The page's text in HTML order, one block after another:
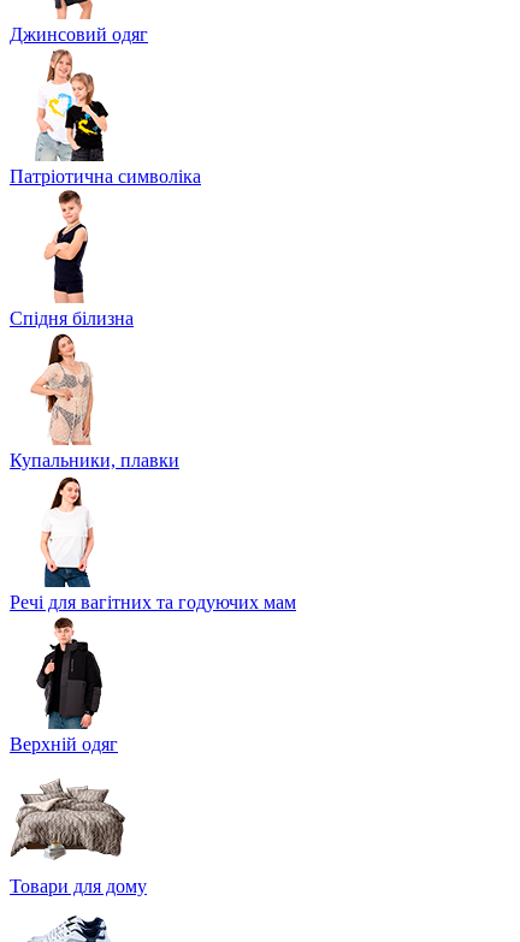
Джинсовий одяг
Патріотична символіка
Спідня білизна
Купальники, плавки
Речі для вагітних та годуючих мам
Верхній одяг
Товари для дому